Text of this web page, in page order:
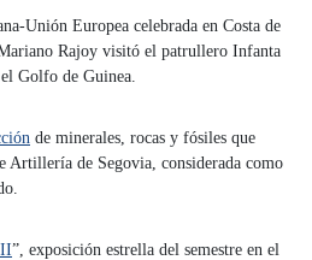
Unión Europea celebrada en Costa de
Rajoy visitó el patrullero Infanta
Golfo de Guinea.
de minerales, rocas y fósiles que
Artillería de Segovia, considerada como
”, exposición estrella del semestre en el